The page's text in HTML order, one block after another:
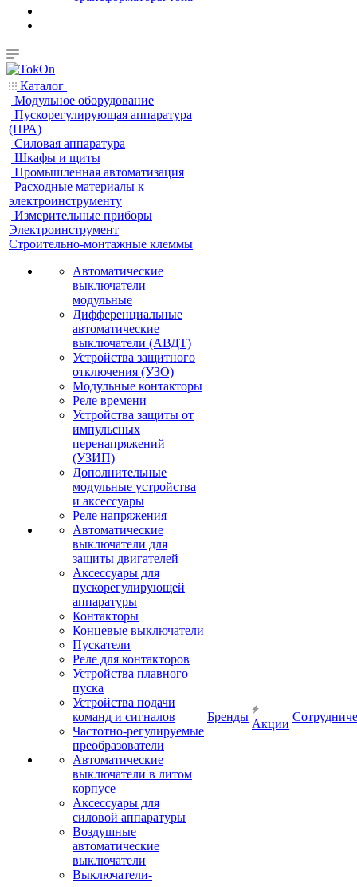
Каталог
Модульное оборудование
Пускорегулирующая аппаратура
(ПРА)
Силовая аппаратура
Шкафы и щиты
Промышленная автоматизация
Расходные материалы к
электроинструменту
Измерительные приборы
Электроинструмент
Строительно-монтажные клеммы
Автоматические
выключатели
модульные
Дифференциальные
автоматические
выключатели (АВДТ)
Устройства защитного
отключения (УЗО)
Модульные контакторы
Реле времени
Устройства защиты от
импульсных
перенапряжений
(УЗИП)
Дополнительные
модульные устройства
и аксессуары
Реле напряжения
Автоматические
выключатели для
защиты двигателей
Аксессуары для
пускорегулирующей
аппаратуры
Контакторы
Концевые выключатели
Пускатели
Реле для контакторов
Устройства плавного
пуска
Устройства подачи
команд и сигналов
Частотно-регулируемые
преобразователи
Автоматические
выключатели в литом
корпусе
Аксессуары для
силовой аппаратуры
Воздушные
автоматические
выключатели
Выключатели-
Бренды
Акции